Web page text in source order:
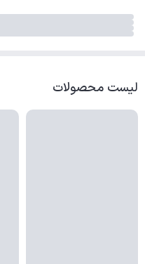
لیست محصولات